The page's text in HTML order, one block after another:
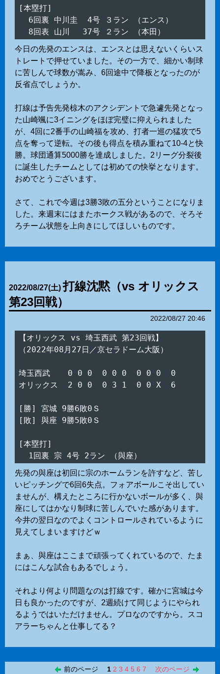
[本塁打]
今日の先発のエンスは、エンスとは思えないくらいス
トレートで押せていました。その一方で、細かい制球
に苦しんで球数が嵩み、6回途中で降板となったのが
反省点でしょうか。
打線は予告先発椋木のアクシデントで急遽先発となっ
た山崎颯に3イニングをほぼ完璧に抑えられました
が、4回に2番手の山崎福を攻め、打者一巡の猛攻で5
点を奪って逆転。その後も得点を積み重ねて10-4と快
勝。球団通算5000勝を達成しました。2リーグ分裂後
に誕生したチームとしては初めての快挙となります。
おめでとうございます。
さて、これで今週は3勝3敗の五分ということになりま
した。来週末にはまたホークス戦があるので、そろそ
ろチーム状態を上向きにしてほしいものです。
2022/08/27(土) 打線沈黙（vs オリックス
第23回戦）
2022/08/27 20:46
【オリックス vs 埼玉西武 第23回戦】
（2022年08月27日／京セラドーム大阪）
埼玉西武　  0 0 0  0 0 0  0 0 0  0
オリックス  2 0 0  0 3 1  0 0 X  6
[勝] 宮城 9勝6敗0Ｓ
[敗] 與座 9勝5敗0Ｓ
[本塁打]
先発の與座は初回に宗のホームランを許すなど、苦し
いピッチングで6回6失点。フォアボールこそ出してい
ませんが、構えたところに行かないボールが多く、與
座にしてはかなり制球に苦しんでいた感があります。
今井の翌日なのでよくコントロールされているように
見えてしまいますけどｗ
まぁ、與座はここまで頑張ってくれているので、たま
にはこんな試合もあるでしょう。
それより何より問題なのは打線です。確かに宮城は今
日も良かったのですが、2週続けて同じようにやられ
るようではいただけません。プロなのですから。スコ
アラーちゃんと仕事してる？
前のページ 1 2 3 4 5 6 7 次のページ